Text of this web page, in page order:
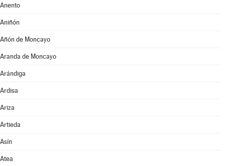
Anento
Aniñón
Añón de Moncayo
Aranda de Moncayo
Arándiga
Ardisa
Ariza
Artieda
Asín
Atea